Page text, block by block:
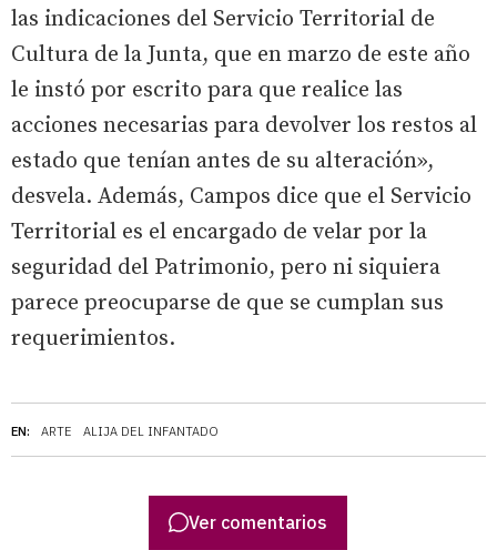
EN: ARTE ALIJA DEL INFANTADO
las indicaciones del Servicio Territorial de
Cultura de la Junta, que en marzo de este año
le instó por escrito para que realice las
acciones necesarias para devolver los restos al
estado que tenían antes de su alteración»,
desvela. Además, Campos dice que el Servicio
Territorial es el encargado de velar por la
seguridad del Patrimonio, pero ni siquiera
parece preocuparse de que se cumplan sus
requerimientos.
Ver comentarios